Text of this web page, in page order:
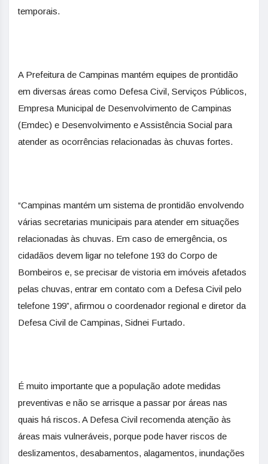
temporais.
A Prefeitura de Campinas mantém equipes de prontidão
em diversas áreas como Defesa Civil, Serviços Públicos,
Empresa Municipal de Desenvolvimento de Campinas
(Emdec) e Desenvolvimento e Assistência Social para
atender as ocorrências relacionadas às chuvas fortes.
“Campinas mantém um sistema de prontidão envolvendo
várias secretarias municipais para atender em situações
relacionadas às chuvas. Em caso de emergência, os
cidadãos devem ligar no telefone 193 do Corpo de
Bombeiros e, se precisar de vistoria em imóveis afetados
pelas chuvas, entrar em contato com a Defesa Civil pelo
telefone 199”, afirmou o coordenador regional e diretor da
Defesa Civil de Campinas, Sidnei Furtado.
É muito importante que a população adote medidas
preventivas e não se arrisque a passar por áreas nas
quais há riscos. A Defesa Civil recomenda atenção às
áreas mais vulneráveis, porque pode haver riscos de
deslizamentos, desabamentos, alagamentos, inundações